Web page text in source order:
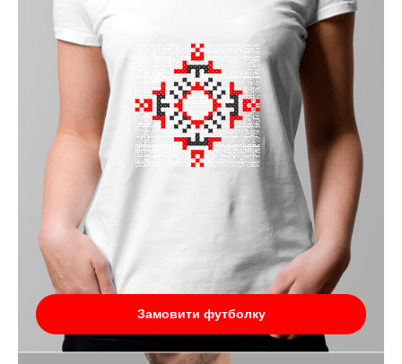
Замовити футболку